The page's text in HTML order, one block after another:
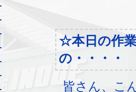
☆本日の作
の・・・・
皆さん、こ